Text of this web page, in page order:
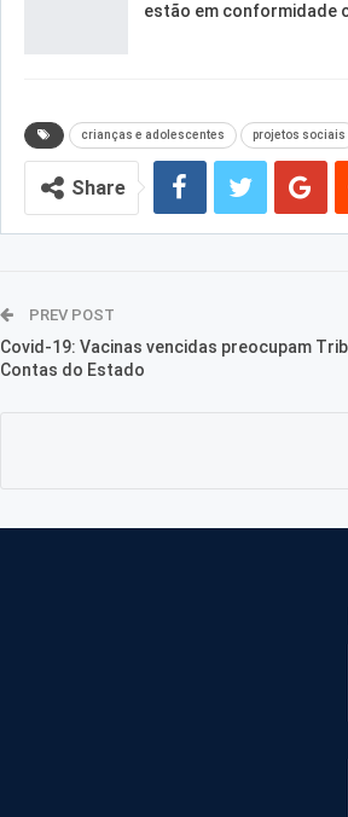
estão em conformidade
crianças e adolescentes projetos sociais
Share
PREV POST
Covid-19: Vacinas vencidas preocupam
Contas do Estado